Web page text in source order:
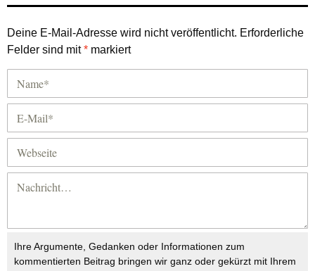
Deine E-Mail-Adresse wird nicht veröffentlicht. Erforderliche
Felder sind mit* markiert
Ihre Argumente, Gedanken oder Informationen zum
kommentierten Beitrag bringen wir ganz oder gekürzt mit Ihrem